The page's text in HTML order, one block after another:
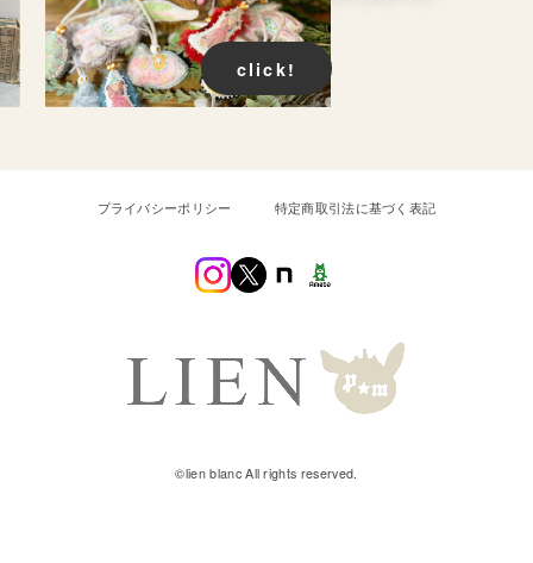
click!
プライバシーポリシー 特定商取引法に基づく表記
©︎lien blanc All rights reserved.